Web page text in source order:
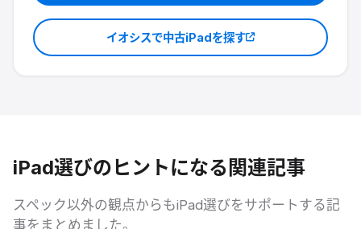
イオシスで中古iPadを探す
iPad選びのヒントになる関連記事
スペック以外の観点からもiPad選びをサポートする記
事をまとめました。